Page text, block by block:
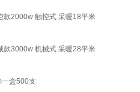
款2000w 触控式 采暖18平米
款3000w 机械式 采暖28平米
盒500支